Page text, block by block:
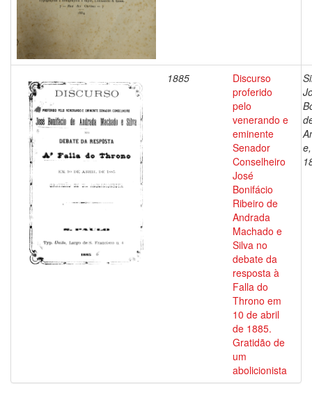
1885
Discurso
proferido
pelo
venerando e
eminente
Senador
Conselheiro
José
Bonifácio
Ribeiro de
Andrada
Machado e
Silva no
debate da
resposta à
Falla do
Throno em
10 de abril
de 1885.
Gratidão de
um
abolicionista